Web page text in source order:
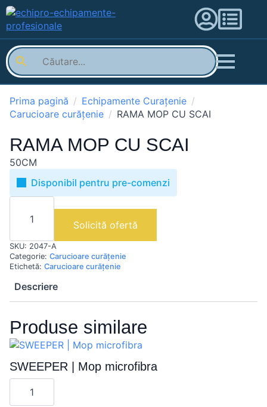
Prima pagină
Echipamente Curațenie
Carucioare curățenie
RAMA MOP CU SCAI
RAMA MOP CU SCAI
50CM
Disponibil pentru pre-comenzi
Cantitate
SCAI
Solicită ofertă
SKU: 2047-A
Categorie: Carucioare curățenie
Etichetă: Carucioare curățenie
Descriere
Produse similare
SWEEPER | Mop microfibra
Cantitate
SWEEPER